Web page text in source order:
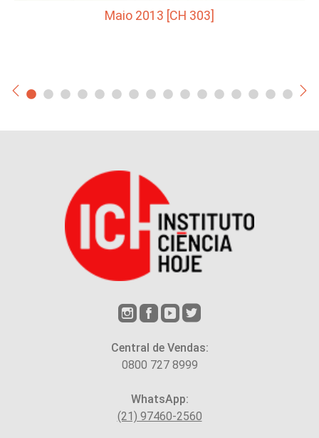
Maio 2013 [CH 303]
Central de Vendas:
0800 727 8999
WhatsApp:
(21) 97460-2560